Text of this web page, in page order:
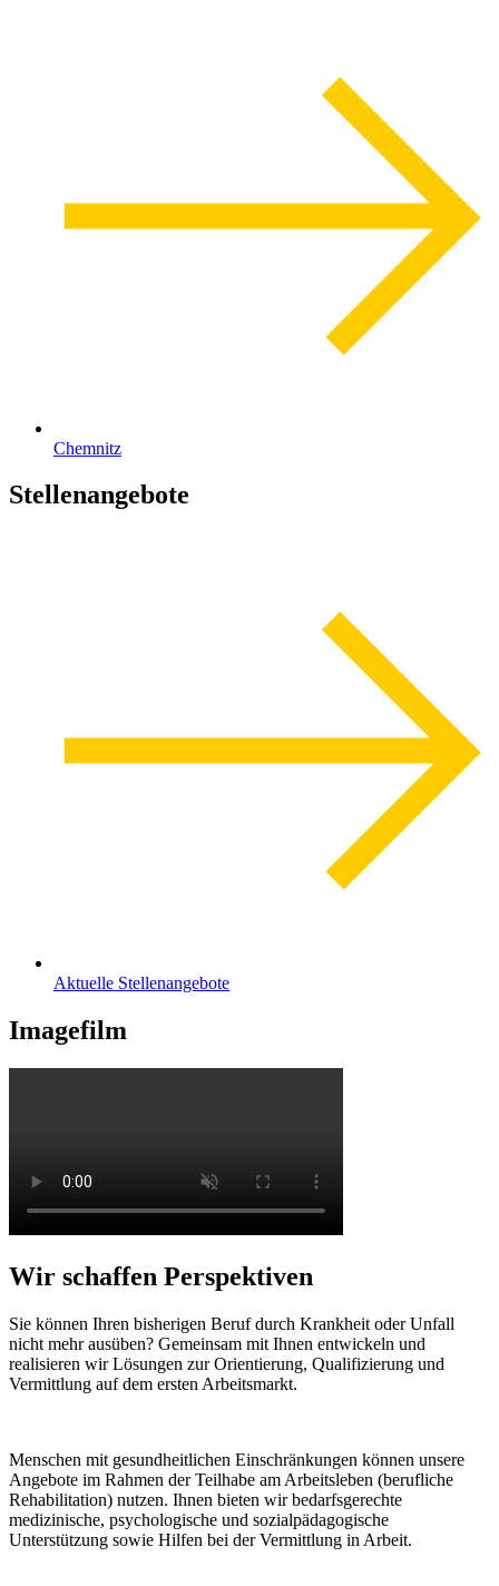
Chemnitz
Stellenangebote
Aktuelle Stellenangebote
Imagefilm
Wir schaffen Perspektiven
Sie können Ihren bisherigen Beruf durch Krankheit oder Unfall
nicht mehr ausüben? Gemeinsam mit Ihnen entwickeln und
realisieren wir Lösungen zur Orientierung, Qualifizierung und
Vermittlung auf dem ersten Arbeitsmarkt.
Menschen mit gesundheitlichen Einschränkungen können unsere
Angebote im Rahmen der Teilhabe am Arbeitsleben (berufliche
Rehabilitation) nutzen. Ihnen bieten wir bedarfsgerechte
medizinische, psychologische und sozialpädagogische
Unterstützung sowie Hilfen bei der Vermittlung in Arbeit.